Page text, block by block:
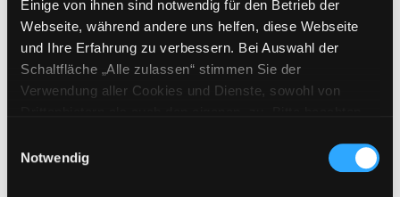
Einige von ihnen sind notwendig für den Betrieb der
Webseite, während andere uns helfen, diese Webseite
und Ihre Erfahrung zu verbessern. Bei Auswahl der
Schaltfläche „Alle zulassen“ stimmen Sie der
Verwendung aller Cookies und Dienste, sowohl von
Cookies von Drittanbietern, eine Verarbeitung in
unsicheren Drittländern (Länder außerhalb des EWR
Notwendig
Exemplar-Details von Der Fall des
Der Fall des lachenden
Kranichs
ein viktorianischer Krimi mit den
Ermittlern des Sebastian Club